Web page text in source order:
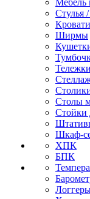
Стулья
Кровати
Ширмы
Тележки
Столы
Стойки
Шкаф-
ХПК
БПК